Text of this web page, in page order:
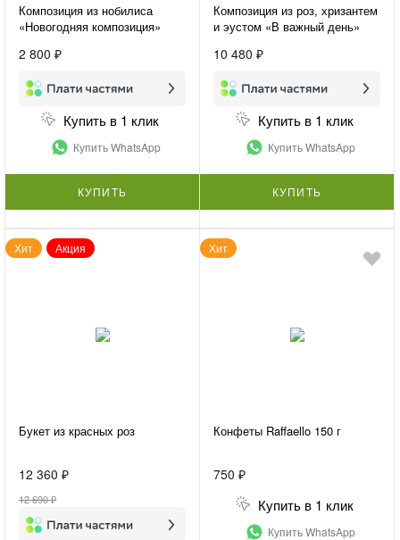
Композиция из нобилиса
«Новогодняя композиция»
2 800 ₽
Купить в 1 клик
Купить WhatsApp
КУПИТЬ
Композиция из роз, хризантем
и эустом «В важный день»
10 480 ₽
Купить в 1 клик
Купить WhatsApp
КУПИТЬ
Хит Акция
Букет из красных роз
12 360 ₽
12 690 ₽
Хит
Конфеты Raffaello 150 г
750 ₽
Купить в 1 клик
Купить WhatsApp